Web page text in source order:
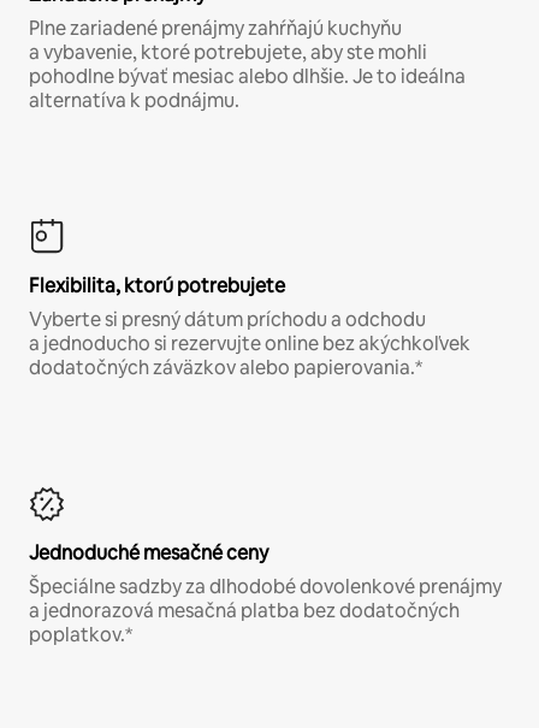
Plne zariadené prenájmy zahŕňajú kuchyňu
a vybavenie, ktoré potrebujete, aby ste mohli
pohodlne bývať mesiac alebo dlhšie. Je to ideálna
alternatíva k podnájmu.
Flexibilita, ktorú potrebujete
Vyberte si presný dátum príchodu a odchodu
a jednoducho si rezervujte online bez akýchkoľvek
dodatočných záväzkov alebo papierovania.*
Jednoduché mesačné ceny
Špeciálne sadzby za dlhodobé dovolenkové prenájmy
a jednorazová mesačná platba bez dodatočných
poplatkov.*